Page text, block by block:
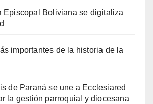
Episcopal Boliviana se digitaliza
importantes de la historia de la
de Paraná se une a Ecclesiared
la gestión parroquial y diocesana